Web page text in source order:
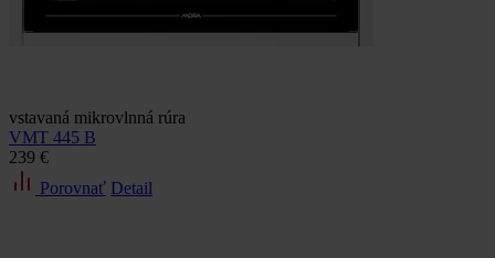
vstavaná mikrovlnná rúra
VMT 445 B
239 €
Porovnať Detail